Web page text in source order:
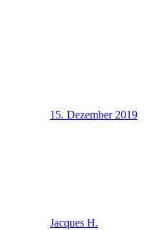
15. Dezember 2019
Jacques H.